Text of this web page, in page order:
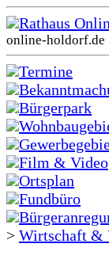
Rathaus
online-holdorf.de
Termine
Bürgerpark
Film & Video
Ortsplan
Fundbüro
> Wirtschaft &